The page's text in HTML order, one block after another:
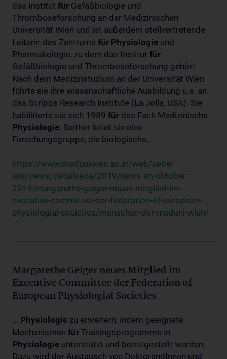
das Institut für Gefäßbiologie und
Thromboseforschung an der Medizinischen
Universität Wien und ist außerdem stellvertretende
Leiterin des Zentrums für Physiologie und
Pharmakologie, zu dem das Institut für
Gefäßbiologie und Thromboseforschung gehört.
Nach dem Medizinstudium an der Universität Wien
führte sie ihre wissenschaftliche Ausbildung u.a. an
das Scripps Research Institute (La Jolla, USA). Sie
habilitierte sie sich 1989 für das Fach Medizinische
Physiologie. Seither leitet sie eine
Forschungsgruppe, die biologische...
https://www.meduniwien.ac.at/web/ueber-
uns/news/detailseite/2019/news-im-oktober-
2019/margarethe-geiger-neues-mitglied-im-
executive-committee-der-federation-of-european-
physiologial-societies/menschen-der-meduni-wien/
Margarethe Geiger neues Mitglied im
Executive Committee der Federation of
European Physiologial Societies
... Physiologie zu erweitern, indem geeignete
Mechanismen für Trainingsprogramme in
Physiologie unterstützt und bereitgestellt werden.
Dazu wird der Austausch von DoktorandInnen und